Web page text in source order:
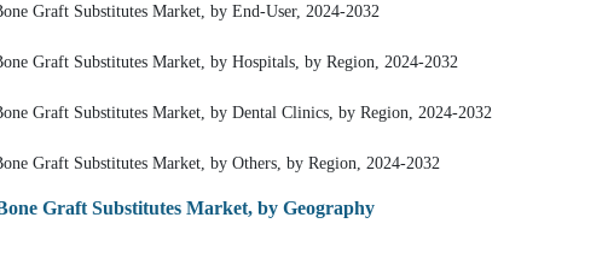
Graft Substitutes Market, by End-User, 2024-2032
Graft Substitutes Market, by Hospitals, by Region, 2024-2032
Graft Substitutes Market, by Dental Clinics, by Region, 2024-2032
Graft Substitutes Market, by Others, by Region, 2024-2032
Graft Substitutes Market, by Geography